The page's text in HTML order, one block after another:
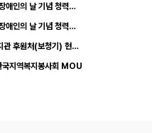
애인의 날 기념 청력…
애인의 날 기념 청력…
관 후원처(보청기) 현…
국지역복지봉사회 MOU